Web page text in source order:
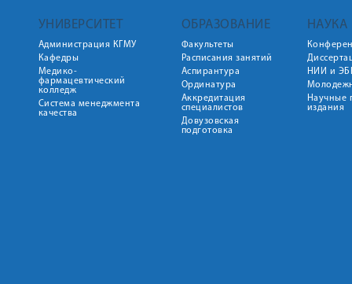
УНИВЕРСИТЕТ
Администрация КГМУ
Кафедры
Медико-
фармацевтический
колледж
Система менеджмента
качества
ОБРАЗОВАНИЕ
Факультеты
Расписания занятий
Аспирантура
Ординатура
Аккредитация
специалистов
Довузовская
подготовка
НАУКА
НИИ и
Научные
издания